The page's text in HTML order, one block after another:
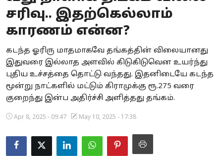
Business
Crime
Tamilnadu
National
World
Spirituality
சரிவு.. இதற்கெல்லாம்
காரணம் என்ன?
கடந்த ஓரிரு மாதமாகவே தங்கத்தின் விலையானது
இதுவரை இல்லாத அளவில் கிடுகிடுவென உயர்ந்து
புதிய உச்சத்தை தொட்டு வந்தது. இதனிடையே கடந்த
மூன்று நாட்களில் மட்டும் கிராமுக்கு ரூ.275 வரை
குறைந்து இன்ப அதிர்ச்சி அளித்தது தங்கம்.
Apr 8, 2025 - 09:47 May 10, 2025 - 17:38